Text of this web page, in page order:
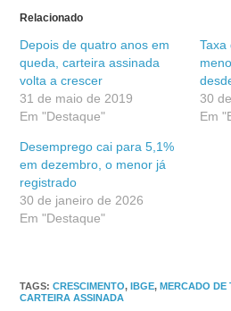
Relacionado
Depois de quatro anos em
queda, carteira assinada
volta a crescer
31 de maio de 2019
Em "Destaque"
Taxa
30
Em
Desemprego cai para 5,1%
em dezembro, o menor já
registrado
30 de janeiro de 2026
Em "Destaque"
TAGS:CRESCIMENTO, IBGE, MERCADO
CARTEIRA ASSINADA